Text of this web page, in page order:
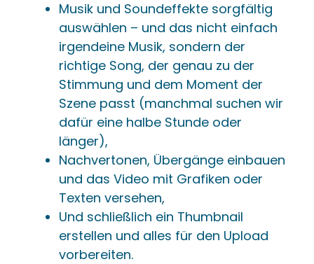
Musik und Soundeffekte sorgfältig
auswählen – und das nicht einfach
irgendeine Musik, sondern der
richtige Song, der genau zu der
Stimmung und dem Moment der
Szene passt (manchmal suchen wir
dafür eine halbe Stunde oder
länger),
Nachvertonen, Übergänge einbauen
und das Video mit Grafiken oder
Texten versehen,
Und schließlich ein Thumbnail
erstellen und alles für den Upload
vorbereiten.